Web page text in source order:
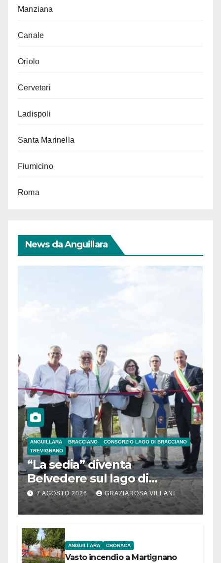
Manziana
Canale
Oriolo
Cerveteri
Ladispoli
Santa Marinella
Fiumicino
Roma
News da Anguillara
ANGUILLARA BRACCIANO
CONSORZIO LAGO DI BRACCIANO
TREVIGNANO
“La sedia” diventa
Belvedere sul lago di
Bracciano: ieri
l’inaugurazione
7 AGOSTO 2026 GRAZIAROSA VILLANI
ANGUILLARA CRONACA
Vasto incendio a Martignano